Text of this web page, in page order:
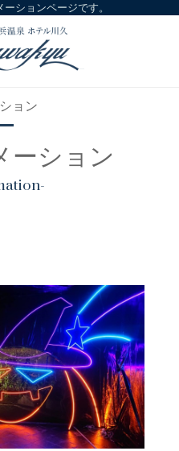
ションページです。
ョン
ーション